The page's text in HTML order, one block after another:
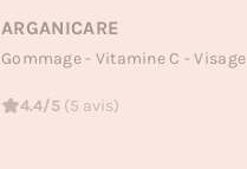
ARGANICARE
Gommage - Vitamine C - Visage
4.4/5 (5 avis)